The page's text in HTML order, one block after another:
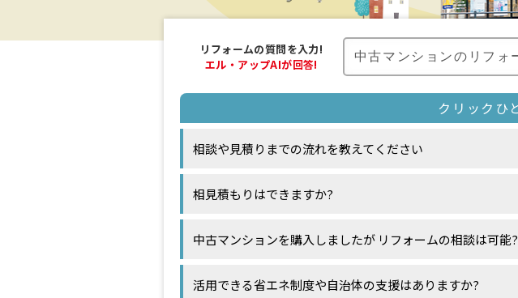
リフォームの質問を入力!
エル・アップAIが回答!
相談や見積りまでの流れを教えてください
相見積もりはできますか?
中古マンションを購入しましたが リフォームの相談は可能?
活用できる省エネ制度や自治体の支援はありますか?